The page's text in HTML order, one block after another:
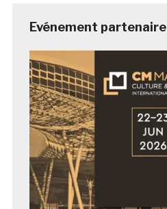
Evénement partenaire